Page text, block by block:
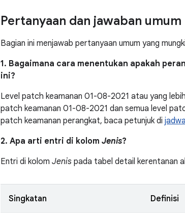
Pertanyaan dan jawaban umum
Bagian ini menjawab pertanyaan umum yang
1. Bagaimana cara menentukan apakah
ini?
Level patch keamanan 01-08-2021 atau yang
patch keamanan 01-08-2021 dan semua level
patch keamanan perangkat, baca petunjuk di
2. Apa arti entri di kolom Jenis?
Entri di kolom Jenis pada tabel detail kerentanan
Singkatan Definisi